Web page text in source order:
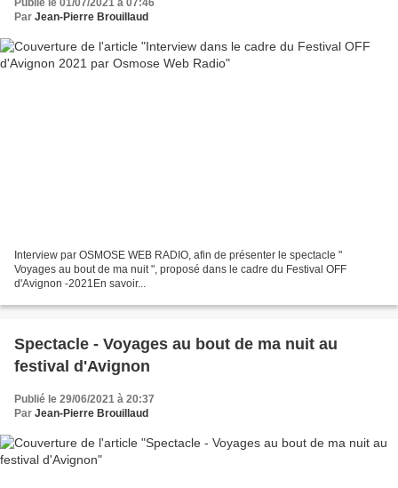
Publié le 01/07/2021 à 07:46
Par Jean-Pierre Brouillaud
Interview par OSMOSE WEB RADIO, afin de présenter le spectacle "
Voyages au bout de ma nuit ", proposé dans le cadre du Festival OFF
d'Avignon -2021En savoir...
Spectacle - Voyages au bout de ma nuit au
festival d'Avignon
Publié le 29/06/2021 à 20:37
Par Jean-Pierre Brouillaud